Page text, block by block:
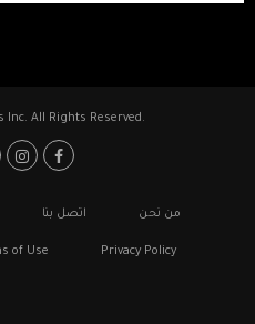
Inc. All Rights Reserved.
Footer: Social Media
Footerمن نحن اتصل بنا
Privacy Policy
of Use